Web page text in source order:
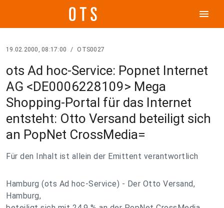
menu
19.02.2000, 08:17:00 / OTS0027
ots Ad hoc-Service: Popnet Internet
AG <DE0006228109> Mega
Shopping-Portal für das Internet
entsteht: Otto Versand beteiligt sich
an PopNet CrossMedia=
Für den Inhalt ist allein der Emittent verantwortlich
Hamburg (ots Ad hoc-Service) - Der Otto Versand,
Hamburg,